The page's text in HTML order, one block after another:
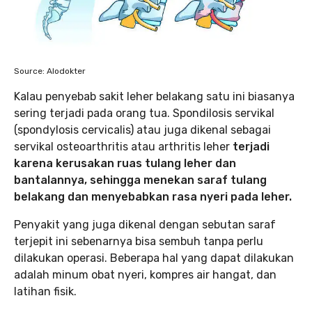
Source: Alodokter
Kalau penyebab sakit leher belakang satu ini biasanya
sering terjadi pada orang tua. Spondilosis servikal
(spondylosis cervicalis) atau juga dikenal sebagai
servikal osteoarthritis atau arthritis leher terjadi
karena kerusakan ruas tulang leher dan
bantalannya, sehingga menekan saraf tulang
belakang dan menyebabkan rasa nyeri pada leher.
Penyakit yang juga dikenal dengan sebutan saraf
terjepit ini sebenarnya bisa sembuh tanpa perlu
dilakukan operasi. Beberapa hal yang dapat dilakukan
adalah minum obat nyeri, kompres air hangat, dan
latihan fisik.